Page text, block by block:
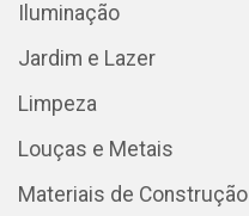
Iluminação
Jardim e Lazer
Limpeza
Louças e Metais
Materiais de Construção